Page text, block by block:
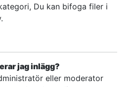
Du kan bifoga filer i
jag inlägg?
eller moderator